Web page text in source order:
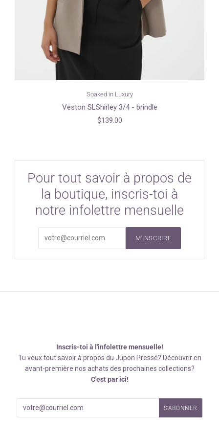
Soaked in Luxury
Veston SLShirley 3/4 - brindle
$139.00
Pour tout savoir à propos de
la boutique, inscris-toi à
notre infolettre mensuelle
M'INSCRIRE
Inscris-toi à l'infolettre mensuelle!
Tu veux tout savoir à propos du Jupon Pressé? Découvrir en
avant-première nos achats des prochaines collections?
C'est par ici!